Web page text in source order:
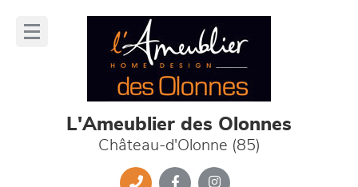
L'Ameublier des Olonnes
Château-d'Olonne (85)